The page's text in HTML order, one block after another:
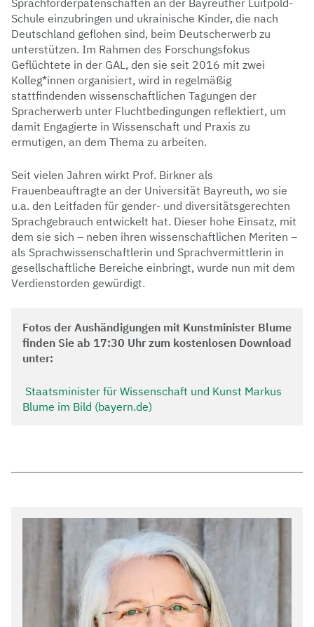
Sprachförderpatenschaften an der Bayreuther Luitpold-
Schule einzubringen und ukrainische Kinder, die nach
Deutschland geflohen sind, beim Deutscherwerb zu
unterstützen. Im Rahmen des Forschungsfokus
Geflüchtete in der GAL, den sie seit 2016 mit zwei
Kolleg*innen organisiert, wird in regelmäßig
stattfindenden wissenschaftlichen Tagungen der
Spracherwerb unter Fluchtbedingungen reflektiert, um
damit Engagierte in Wissenschaft und Praxis zu
ermutigen, an dem Thema zu arbeiten.
Seit vielen Jahren wirkt Prof. Birkner als
Frauenbeauftragte an der Universität Bayreuth, wo sie
u.a. den Leitfaden für gender- und diversitätsgerechten
Sprachgebrauch entwickelt hat. Dieser hohe Einsatz, mit
dem sie sich – neben ihren wissenschaftlichen Meriten –
als Sprachwissenschaftlerin und Sprachvermittlerin in
gesellschaftliche Bereiche einbringt, wurde nun mit dem
Verdienstorden gewürdigt.
Fotos der Aushändigungen mit Kunstminister Blume
finden Sie ab 17:30 Uhr zum kostenlosen Download
unter:
Staatsminister für Wissenschaft und Kunst Markus
Blume im Bild (bayern.de)